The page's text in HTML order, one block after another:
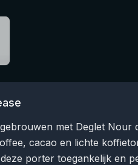
met Deglet Nour
cacao en lichte
porter toegankelijk en